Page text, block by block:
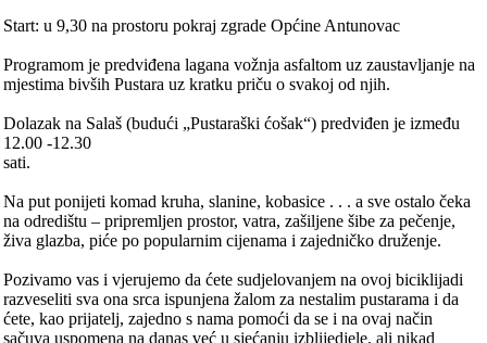
Start: u 9,30 na prostoru pokraj zgrade Općine Antunovac
Programom je predviđena lagana vožnja asfaltom uz zaustavljanje na
mjestima bivših Pustara uz kratku priču o svakoj od njih.
Dolazak na Salaš (budući „Pustaraški ćošak“) predviđen je između
12.00 -12.30
sati.
Na put ponijeti komad kruha, slanine, kobasice . . . a sve ostalo čeka
na odredištu – pripremljen prostor, vatra, zašiljene šibe za pečenje,
živa glazba, piće po popularnim cijenama i zajedničko druženje.
Pozivamo vas i vjerujemo da ćete sudjelovanjem na ovoj biciklijadi
razveseliti sva ona srca ispunjena žalom za nestalim pustarama i da
ćete, kao prijatelj, zajedno s nama pomoći da se i na ovaj način
sačuva uspomena na danas već u sjećanju izblijedjele, ali nikad